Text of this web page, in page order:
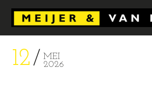
12
MEI
2026